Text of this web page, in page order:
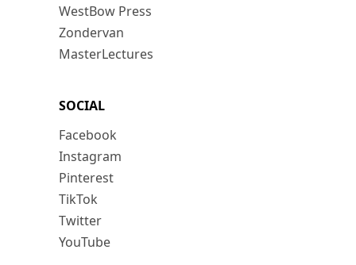
WestBow Press
Zondervan
MasterLectures
SOCIAL
Facebook
Instagram
Pinterest
TikTok
Twitter
YouTube